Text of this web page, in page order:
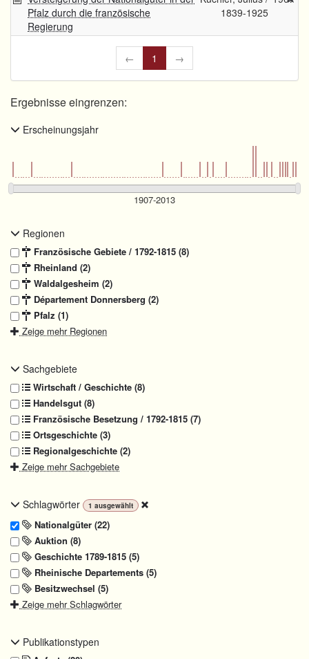
Pfalz durch die französische
Regierung
1839-1925
← 1 →
Ergebnisse eingrenzen:
Erscheinungsjahr
Regionen
Französische Gebiete / 1792-1815 (8)
Rheinland (2)
Waldalgesheim (2)
Département Donnersberg (2)
Pfalz (1)
Zeige mehr Regionen
Sachgebiete
Wirtschaft / Geschichte (8)
Handelsgut (8)
Französische Besetzung / 1792-1815 (7)
Ortsgeschichte (3)
Regionalgeschichte (2)
Zeige mehr Sachgebiete
Schlagwörter 1 ausgewählt
Nationalgüter (22)
Auktion (8)
Geschichte 1789-1815 (5)
Rheinische Departements (5)
Besitzwechsel (5)
Zeige mehr Schlagwörter
Publikationstypen